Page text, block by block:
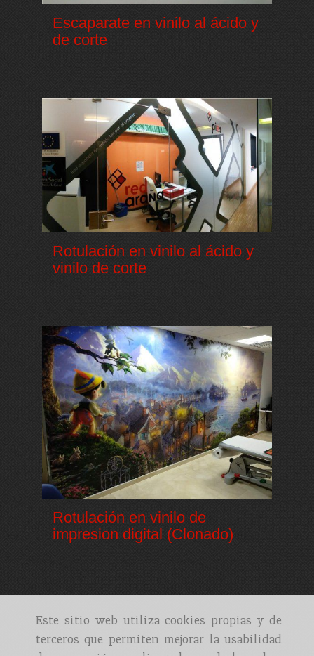
Este sitio web utiliza cookies propias y de
terceros que permiten mejorar la usabilidad
Escaparate en vinilo al ácido y
de corte
Rotulación en vinilo al ácido y
vinilo de corte
Rotulación en vinilo de
impresion digital (Clonado)